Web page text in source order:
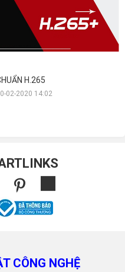
H.265
02-2020 14:02
CÔNG NGHỆ